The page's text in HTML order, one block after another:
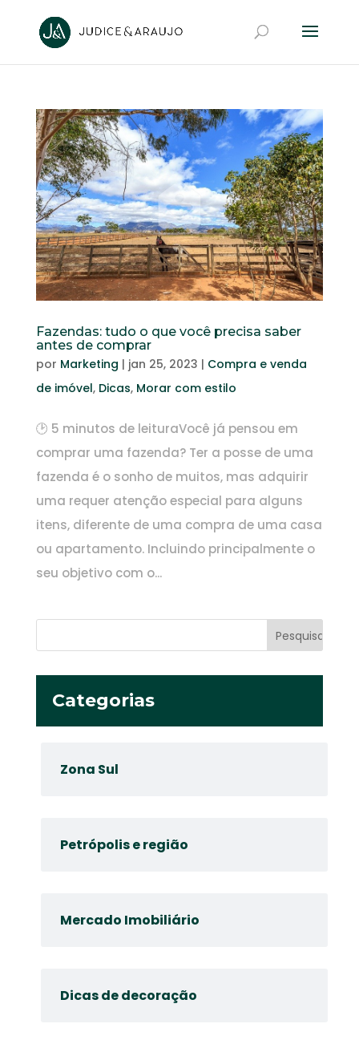
Fazendas: tudo o que você precisa saber
antes de comprar
por Marketing | jan 25, 2023 | Compra e venda
de imóvel, Dicas, Morar com estilo
🕑 5 minutos de leituraVocê já pensou em
comprar uma fazenda? Ter a posse de uma
fazenda é o sonho de muitos, mas adquirir
uma requer atenção especial para alguns
itens, diferente de uma compra de uma casa
ou apartamento. Incluindo principalmente o
seu objetivo com o...
Categorias
Zona Sul
Petrópolis e região
Mercado Imobiliário
Dicas de decoração